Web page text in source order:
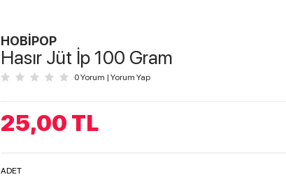
HOBİPOP
Hasır Jüt İp 100 Gram
0 Yorum | Yorum Yap
25,00 TL
ADET